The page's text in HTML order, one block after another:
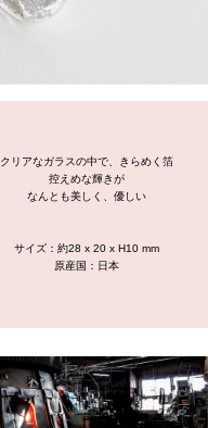
クリアなガラスの中で、きらめく箔
控えめな輝きが
なんとも美しく、優しい
サイズ：約28 x 20 x H10 mm
原産国：日本